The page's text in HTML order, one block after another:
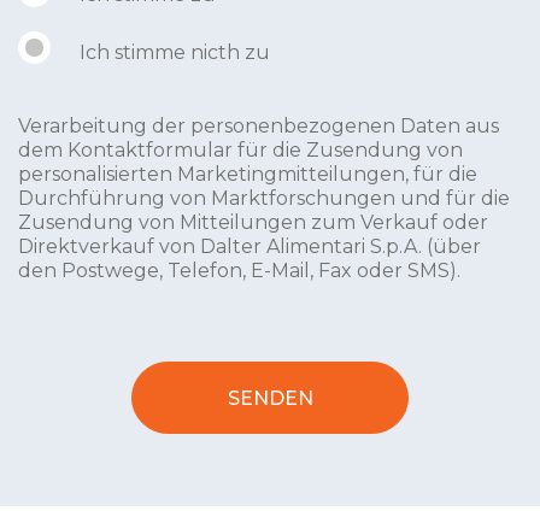
Ich stimme nicth zu
Verarbeitung der personenbezogenen Daten aus
dem Kontaktformular für die Zusendung von
personalisierten Marketingmitteilungen, für die
Durchführung von Marktforschungen und für die
Zusendung von Mitteilungen zum Verkauf oder
Direktverkauf von Dalter Alimentari S.p.A. (über
den Postwege, Telefon, E-Mail, Fax oder SMS).